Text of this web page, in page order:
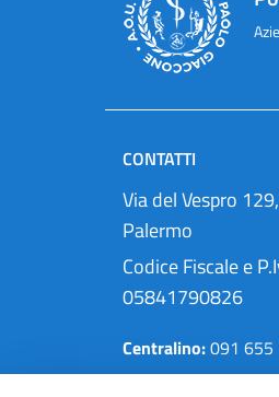
CONTATTI
Via del Vespro
Palermo
Codice Fiscale e
05841790826
Centralino:091 655
Pec: